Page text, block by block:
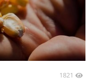
1821